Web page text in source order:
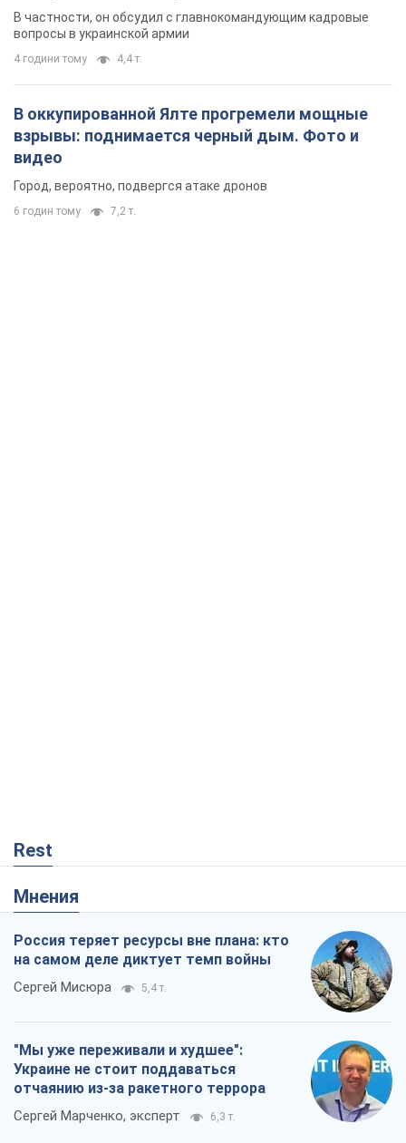
новых мерах
В частности, он обсудил с главнокомандующим кадровые
вопросы в украинской армии
4 години тому 4,4 т.
В оккупированной Ялте прогремели мощные
взрывы: поднимается черный дым. Фото и
видео
Город, вероятно, подвергся атаке дронов
6 годин тому 7,2 т.
Rest
Мнения
Россия теряет ресурсы вне плана: кто
на самом деле диктует темп войны
Сергей Мисюра 5,4 т.
"Мы уже переживали и худшее":
Украине не стоит поддаваться
отчаянию из-за ракетного террора
Сергей Марченко, эксперт 6,3 т.